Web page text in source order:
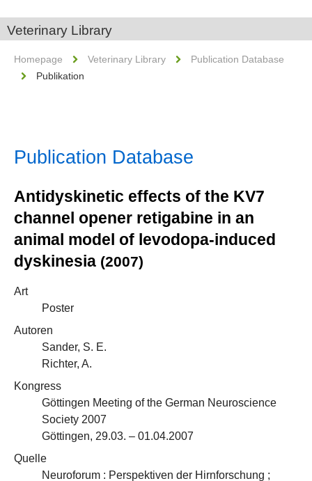
Veterinary Library
Homepage Veterinary Library
Publication Database
Publikation
Publication Database
Antidyskinetic effects of the KV7
channel opener retigabine in an
animal model of levodopa-induced
dyskinesia (2007)
Art
Poster
Autoren
Sander, S. E.
Richter, A.
Kongress
Göttingen Meeting of the German Neuroscience
Society 2007
Göttingen, 29.03. – 01.04.2007
Quelle
Neuroforum : Perspektiven der Hirnforschung ;